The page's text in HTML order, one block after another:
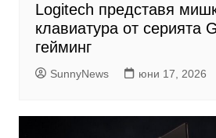
Logitech представя
клавиатура от серията
гейминг
SunnyNews юни 17, 2026